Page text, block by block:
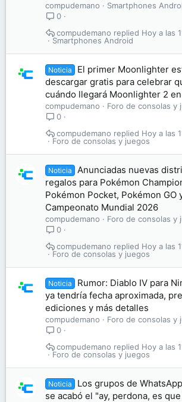
compudemano
Smartphones
0
Smartphones Android
Hoy a las
compudemano
Noticia
El primer Moonlighter
descargar gratis para celebrar
cuándo llegará Moonlighter 2
compudemano
Foro de consolas y
0
Foro de consolas y juegos
Hoy a las
compudemano
Noticia
Anunciadas nuevas
regalos para Pokémon
Pokémon Pocket, Pokémon GO
Campeonato Mundial 2026
compudemano
Foro de consolas y
0
Foro de consolas y juegos
Hoy a las
compudemano
Noticia
Rumor: Diablo IV para
ya tendría fecha aproximada,
ediciones y más detalles
compudemano
Foro de consolas y
0
Foro de consolas y juegos
Hoy a las
compudemano
Noticia
Los grupos de
se acabó el "ay, perdona, es